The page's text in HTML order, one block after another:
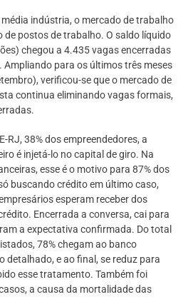
indústria, o mercado de trabalho
de postos de trabalho. O saldo líquido
chegou a 4.435 vagas encerradas
Ampliando para os últimos três meses
verificou-se que o mercado de
continua eliminando vagas formais,
RJ, 38% dos empreendedores, a
é injetá-lo no capital de giro. Na
esse é o motivo para 87% dos
buscando crédito em último caso,
esperam receber dos
Encerrada a conversa, cai para
a expectativa confirmada. Do total
78% chegam ao banco
detalhado, e ao final, se reduz para
esse tratamento. Também foi
a causa da mortalidade das